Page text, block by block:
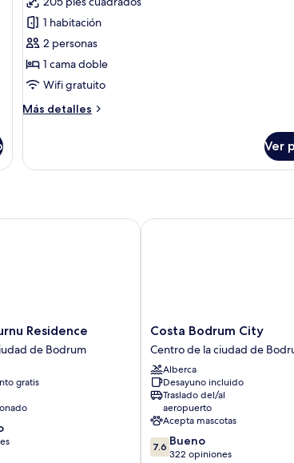
de
Habitación
doble
económica
1 habitación
2 personas
1 cama doble
Wifi gratuito
Más detalles
Más
doble
Ver
Residence
de Bodrum
gratis
Residence
Costa
Bodrum
City
Centro
de
la
ciudad
de
Bodrum
Costa Bodrum City
Centro de la ciudad de
Alberca
Desayuno incluido
Traslado del/al
aeropuerto
Acepta mascotas
7.6
de
7.6 Bueno
322 opiniones
Costa Bodrum City